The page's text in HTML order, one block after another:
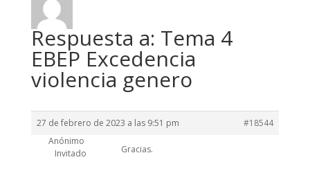
Respuesta a: Tema 4
EBEP Excedencia
violencia genero
27 de febrero de 2023 a las 9:51 pm
#18544
Anónimo
Invitado
Gracias.